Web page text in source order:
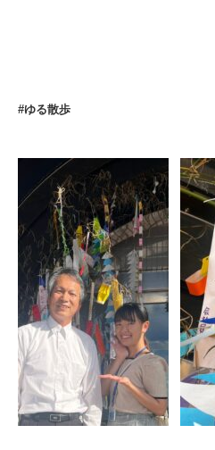
#ゆる散歩